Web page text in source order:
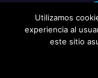
Utilizamos
experiencia al
este sitio